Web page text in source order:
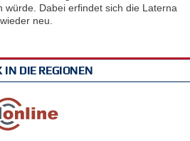
würde. Dabei erfindet sich die Laterna
neu.
IN DIE REGIONEN